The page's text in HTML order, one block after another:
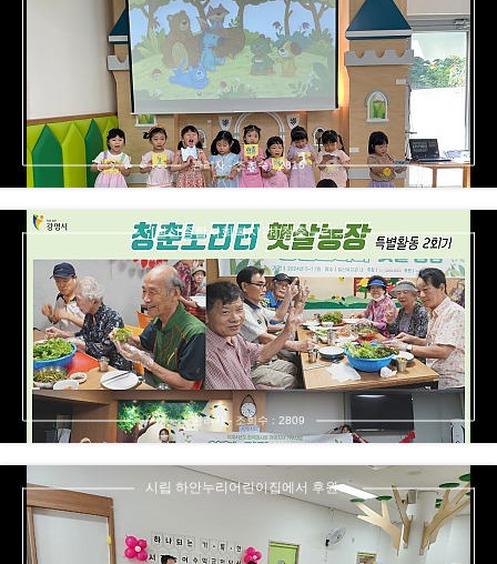
관리자 - 조회수 : 2816
[철산종합사회복지관] 청춘노리…
관리자 - 조회수 : 2809
시립 하안누리어린이집에서 후원…